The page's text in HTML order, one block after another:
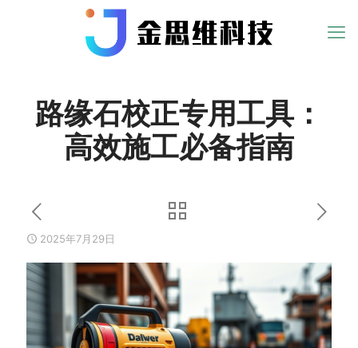
路缘石校正专用工具：
高效施工必备指南
2025年7月29日